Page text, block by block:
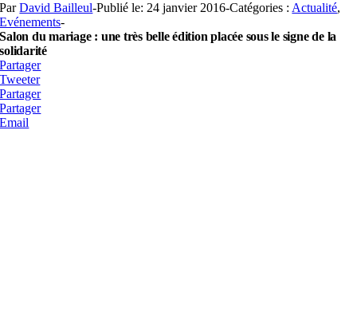
ParDavid Bailleul-Publié le: 24 janvier 2016-Catégories : Actualité,
Evénements-
Salon du mariage : une très belle édition placée sous le signe de la
solidarité
Partager
Tweeter
Partager
Partager
Email